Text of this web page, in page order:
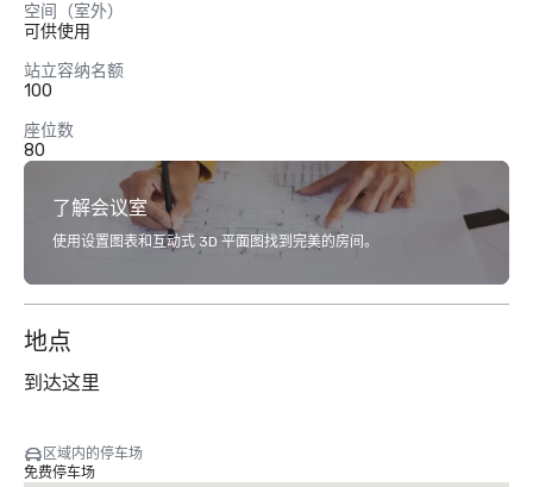
空间（室外）
可供使用
站立容纳名额
100
座位数
80
了解会议室
使用设置图表和互动式 3D 平面图找到完美的房间。
地点
到达这里
区域内的停车场
免费停车场